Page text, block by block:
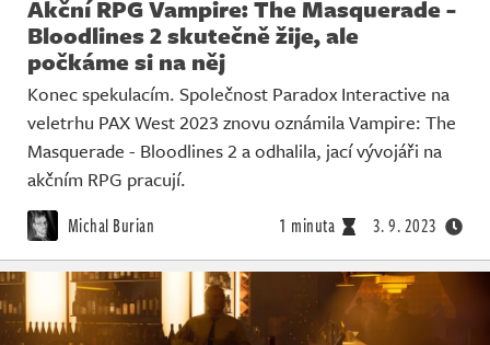
Akční RPG Vampire: The Masquerade -
Bloodlines 2 skutečně žije, ale
počkáme si na něj
Konec spekulacím. Společnost Paradox Interactive na
veletrhu PAX West 2023 znovu oznámila Vampire: The
Masquerade - Bloodlines 2 a odhalila, jací vývojáři na
akčním RPG pracují.
Michal Burian 1 minuta 3. 9. 2023